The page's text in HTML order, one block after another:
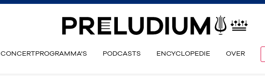
CONCERTPROGRAMMA'S PODCASTS ENCYCLOPEDIE OVER